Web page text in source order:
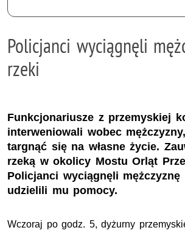
Policjanci wyciągnęli
rzeki
Funkcjonariusze z przemyskiej
interweniowali wobec
targnąć się na własne życie.
rzeką w okolicy Mostu Orląt
Policjanci wyciągnęli
udzielili mu pomocy.
Wczoraj po godz. 5, dyżurny